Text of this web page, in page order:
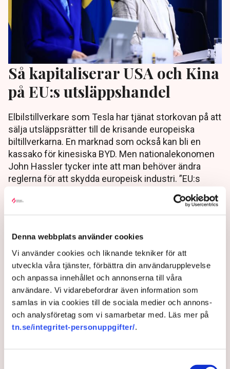
Denna webbplats använder cookies
Vi använder cookies och liknande tekniker för att
utveckla våra tjänster, förbättra din användarupplevelse
och anpassa innehållet och annonserna till våra
användare. Vi vidarebefordrar även information som
samlas in via cookies till de sociala medier och annons-
och analysföretag som vi samarbetar med. Läs mer på
tn.se/integritet-personuppgifter/.
Så kapitaliserar USA och Kina
på EU:s utsläppshandel
Elbilstillverkare som Tesla har tjänat storkovan på att
sälja utsläppsrätter till de krisande europeiska
biltillverkarna. En marknad som också kan bli en
kassako för kinesiska BYD. Men nationalekonomen
John Hassler tycker inte att man behöver ändra
reglerna för att skydda europeisk industri. ”EU:s
bilförsäljning inom unionen”, säger han till TN.